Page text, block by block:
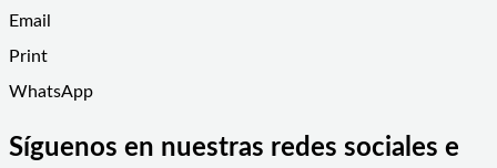
Email
Print
WhatsApp
Síguenos en nuestras redes sociales e